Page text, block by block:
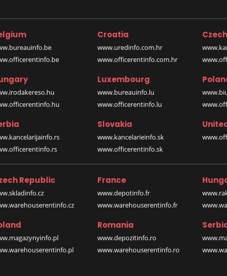
Croatia
www.uredinfo.com.hr
www.officerentinfo.com.hr
Luxembourg
www.bureauinfo.lu
www.officerentinfo.lu
Slovakia
www.kancelarieinfo.sk
www.officerentinfo.sk
Republic France
www.depotinfo.fr
www.warehouserentinfo.fr
Romania
www.depozitinfo.ro
www.warehouserentinfo.ro